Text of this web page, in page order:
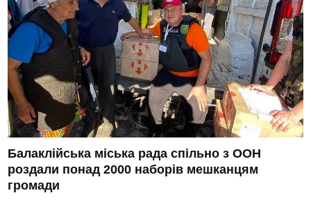
Балаклійська міська рада спільно з ООН
роздали понад 2000 наборів мешканцям
громади